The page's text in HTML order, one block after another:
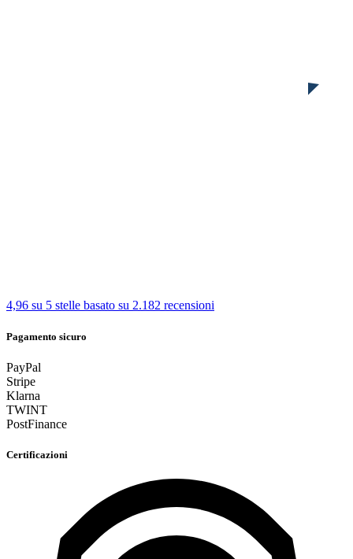
4,96 su 5 stelle basato su 2.182 recensioni
Pagamento sicuro
PayPal
Stripe
Klarna
TWINT
PostFinance
Certificazioni